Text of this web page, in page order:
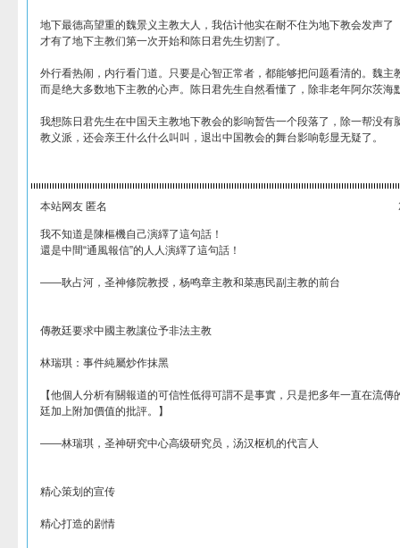
地下最德高望重的魏景义主教大人，我估计他实在耐不住为地下教会发声了
才有了地下主教们第一次开始和陈日君先生切割了。
外行看热闹，内行看门道。只要是心智正常者，都能够把问题看清的。魏主
而是绝大多数地下主教的心声。陈日君先生自然看懂了，除非老年阿尔茨海
我想陈日君先生在中国天主教地下教会的影响暂告一个段落了，除一帮没有
教义派，还会亲王什么什么叫叫，退出中国教会的舞台影响彰显无疑了。
本站网友 匿名
我不知道是陳樞機自己演繹了這句話！
還是中間“通風報信”的人人演繹了這句話！
——耿占河，圣神修院教授，杨鸣章主教和菜惠民副主教的前台
傳教廷要求中國主教讓位予非法主教
林瑞琪：事件純屬炒作抹黑
【他個人分析有關報道的可信性低得可謂不是事實，只是把多年一直在流
廷加上附加價值的批評。】
——林瑞琪，圣神研究中心高级研究员，汤汉枢机的代言人
精心策划的宣传
精心打造的剧情